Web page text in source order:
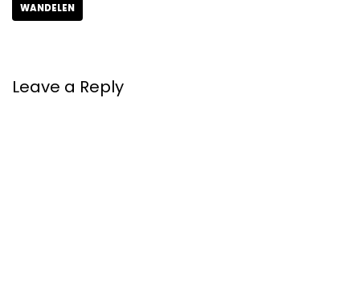
WANDELEN
Leave a Reply